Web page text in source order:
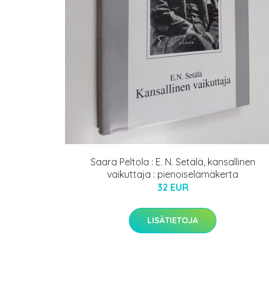
Saara Peltola : E. N. Setälä, kansallinen
vaikuttaja : pienoiselämäkerta
32 EUR
LISÄTIETOJA